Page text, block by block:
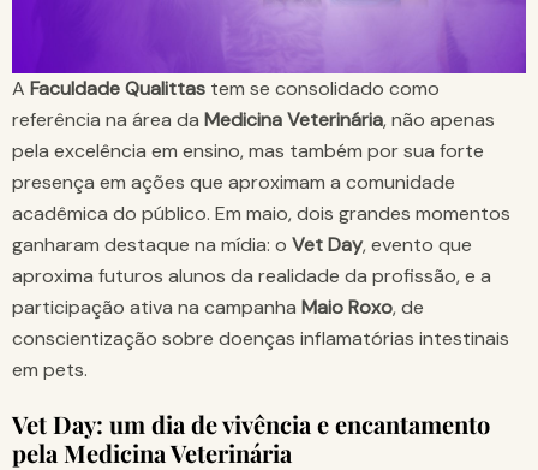
A Faculdade Qualittas tem se consolidado como
referência na área da Medicina Veterinária, não apenas
pela excelência em ensino, mas também por sua forte
presença em ações que aproximam a comunidade
acadêmica do público. Em maio, dois grandes momentos
ganharam destaque na mídia: o Vet Day, evento que
aproxima futuros alunos da realidade da profissão, e a
participação ativa na campanha Maio Roxo, de
conscientização sobre doenças inflamatórias intestinais
em pets.
Vet Day: um dia de vivência e encantamento
pela Medicina Veterinária